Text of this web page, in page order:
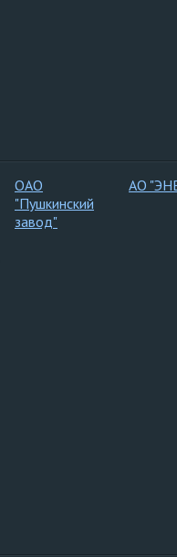
ОАО
"Пушкинский
завод"
АО